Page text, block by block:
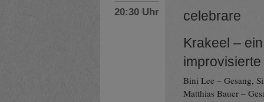
20:30 Uhr
celebrare
Krakeel –
Bini Lee – Gesang,
Matthias Bauer –